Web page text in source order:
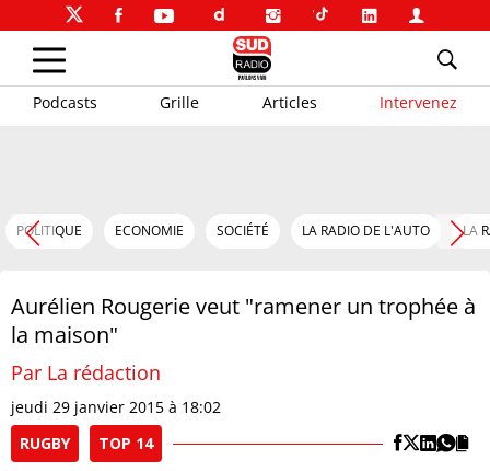
Podcasts Grille Articles Intervenez
POLITIQUE ECONOMIE SOCIÉTÉ LA RADIO DE L'AUTO LA
Aurélien Rougerie veut "ramener un trophée à
la maison"
Par La rédaction
jeudi 29 janvier 2015 à 18:02
RUGBY
TOP 14